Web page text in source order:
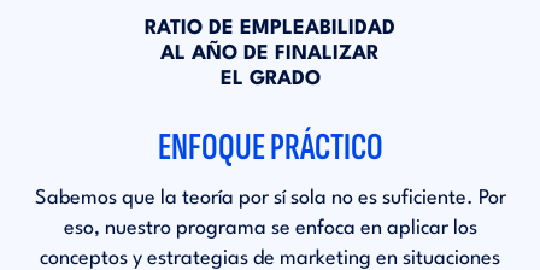
RATIO DE EMPLEABILIDAD
AL AÑO DE FINALIZAR
EL GRADO
ENFOQUE PRÁCTICO
Sabemos que la teoría por sí sola no es suficiente. Por
eso, nuestro programa se enfoca en aplicar los
conceptos y estrategias de marketing en situaciones